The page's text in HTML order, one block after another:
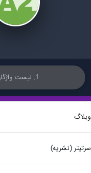
1. لیست واژگان
وبلاگ
سرتیتر (نشریه)